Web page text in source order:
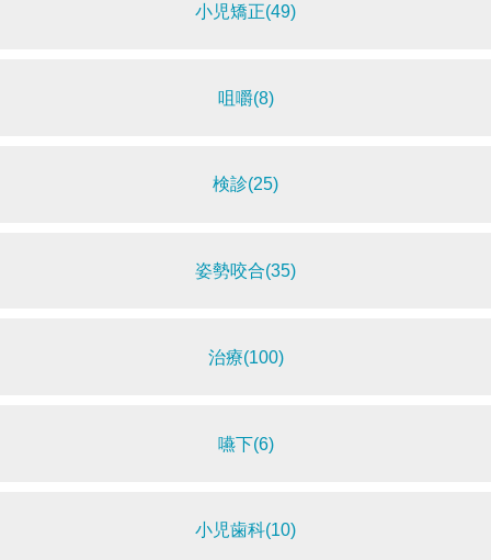
小児矯正(49)
咀嚼(8)
検診(25)
姿勢咬合(35)
治療(100)
嚥下(6)
小児歯科(10)